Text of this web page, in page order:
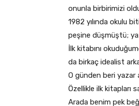
onunla birbirimizi
1982 yılında okulu
peşine düşmüştü;
İlk kitabını
da birkaç idealist
O günden beri yazar
Özellikle ilk kitapları
Arada benim pek